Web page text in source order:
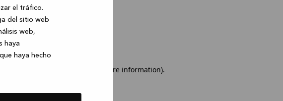
el tráfico.
del sitio web
web,
haya
haya hecho
(see the browser console for more information).